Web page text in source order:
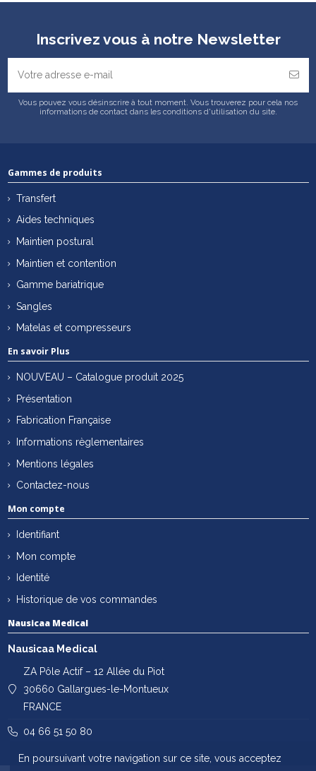
Inscrivez vous à notre Newsletter
Vous pouvez vous désinscrire à tout moment. Vous trouverez pour cela nos
informations de contact dans les conditions d'utilisation du site.
Gammes de produits
Transfert
Aides techniques
Maintien postural
Maintien et contention
Gamme bariatrique
Sangles
Matelas et compresseurs
En savoir Plus
NOUVEAU – Catalogue produit 2025
Présentation
Fabrication Française
Informations règlementaires
Mentions légales
Contactez-nous
Mon compte
Identifiant
Mon compte
Identité
Historique de vos commandes
Nausicaa Medical
Nausicaa Medical
ZA Pôle Actif – 12 Allée du Piot
30660 Gallargues-le-Montueux
FRANCE
04 66 51 50 80
En poursuivant votre navigation sur ce site, vous acceptez